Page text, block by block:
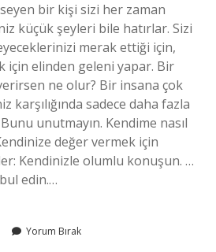
bir kişi sizi her zaman
küçük şeyleri bile hatırlar. Sizi
merak ettiği için,
için elinden geleni yapar. Bir
ne olur? Bir insana çok
karşılığında sadece daha fazla
unutmayın. Kendime nasıl
değer vermek için
Kendinizle olumlu konuşun. …
edin.…
Yorum Bırak